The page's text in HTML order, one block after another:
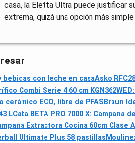
casa, la Eletta Ultra puede justificar
extrema, quizá una opción más
bebidas con leche en casaAsko
Combi Serie 4 60 cm
ECO, libre de PFAS Braun
LCata BETA PRO 7000 X: Campana
Extractora Cocina 60cm
Ultimate Plus 58 pastillas